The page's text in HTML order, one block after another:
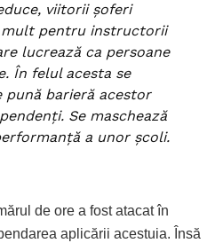
viitorii şoferi
pentru instructorii
lucrează ca persoane
În felul acesta se
pună barieră acestor
Se maschează
a unor şcoli.
de ore a fost atacat în
aplicării acestuia. Însă